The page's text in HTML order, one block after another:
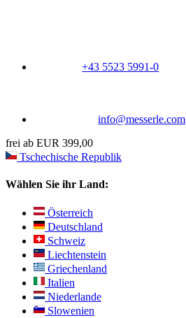
+43 5523 5991-0
info@messerle.com
frei ab EUR 399,00
Tschechische Republik
Wählen Sie ihr Land:
Österreich
Deutschland
Schweiz
Liechtenstein
Griechenland
Italien
Niederlande
Slowenien